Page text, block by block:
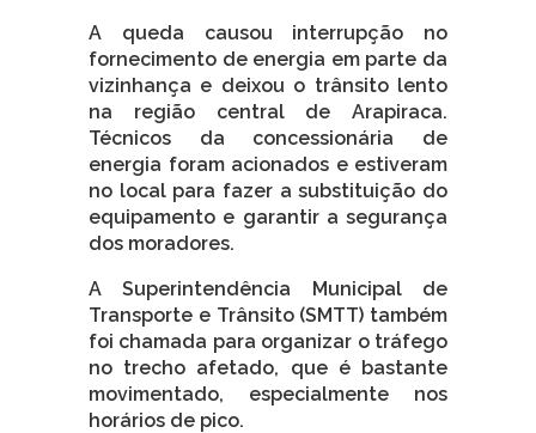
A queda causou interrupção no
fornecimento de energia em parte da
vizinhança e deixou o trânsito lento
na região central de Arapiraca.
Técnicos da concessionária de
energia foram acionados e estiveram
no local para fazer a substituição do
equipamento e garantir a segurança
dos moradores.
A Superintendência Municipal de
Transporte e Trânsito (SMTT) também
foi chamada para organizar o tráfego
no trecho afetado, que é bastante
movimentado, especialmente nos
horários de pico.